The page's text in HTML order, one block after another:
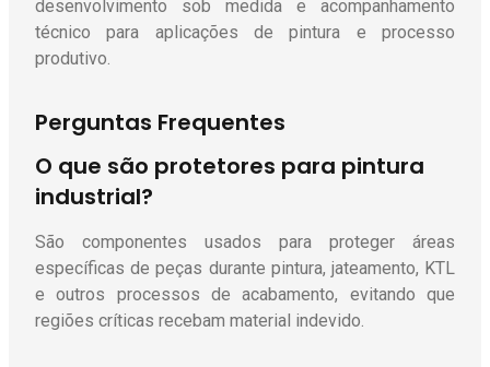
desenvolvimento sob medida e acompanhamento
técnico para aplicações de pintura e processo
produtivo.
Perguntas Frequentes
O que são protetores para pintura
industrial?
São componentes usados para proteger áreas
específicas de peças durante pintura, jateamento, KTL
e outros processos de acabamento, evitando que
regiões críticas recebam material indevido.